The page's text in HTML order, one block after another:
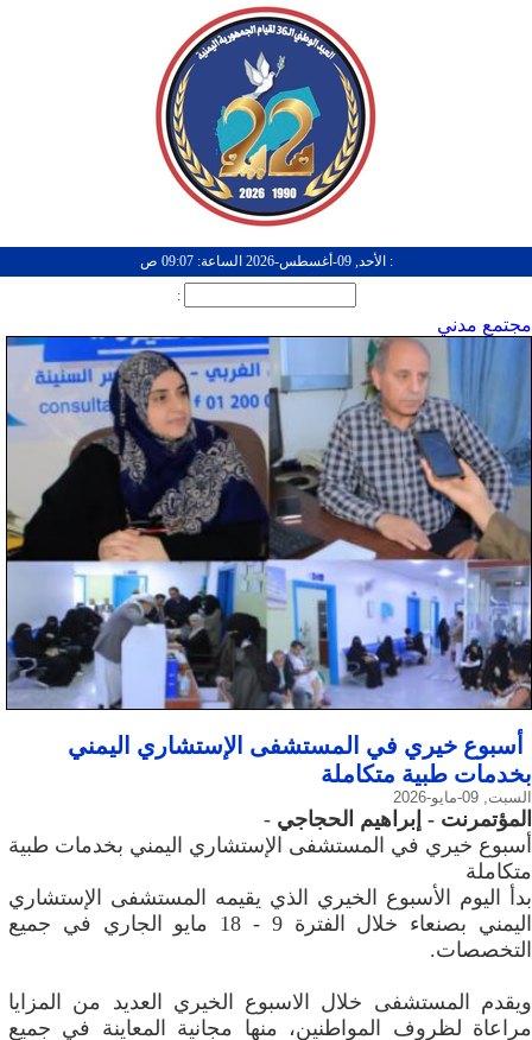
: الأحد, 09-أغسطس-2026 الساعة: 09:07 ص
:
مجتمع مدني
أسبوع خيري في المستشفى الإستشاري اليمني
بخدمات طبية متكاملة
السبت, 09-مايو-2026
المؤتمرنت - إبراهيم الحجاجي -
أسبوع خيري في المستشفى الإستشاري اليمني بخدمات طبية
متكاملة
بدأ اليوم الأسبوع الخيري الذي يقيمه المستشفى الإستشاري
اليمني بصنعاء خلال الفترة 9 - 18 مايو الجاري في جميع
التخصصات.
ويقدم المستشفى خلال الاسبوع الخيري العديد من المزايا
مراعاة لظروف المواطنين، منها مجانية المعاينة في جميع